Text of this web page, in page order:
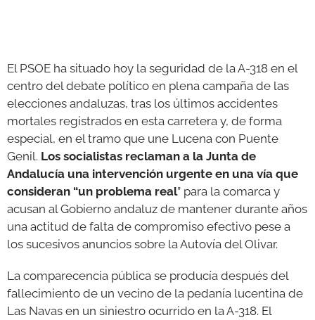
El PSOE ha situado hoy la seguridad de la A-318 en el
centro del debate político en plena campaña de las
elecciones andaluzas, tras los últimos accidentes
mortales registrados en esta carretera y, de forma
especial, en el tramo que une Lucena con Puente
Genil. Los socialistas reclaman a la Junta de
Andalucía una intervención urgente en una vía que
consideran “un problema real” para la comarca y
acusan al Gobierno andaluz de mantener durante años
una actitud de falta de compromiso efectivo pese a
los sucesivos anuncios sobre la Autovía del Olivar.
La comparecencia pública se producía después del
fallecimiento de un vecino de la pedanía lucentina de
Las Navas en un siniestro ocurrido en la A-318. El